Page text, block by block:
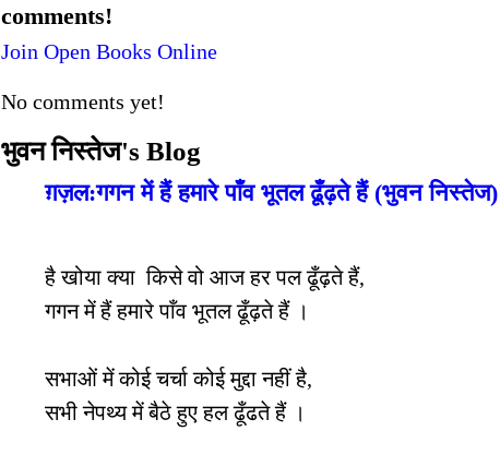
comments!
Join Open Books Online
No comments yet!
भुवन निस्तेज's Blog
ग़ज़ल:गगन में हैं हमारे पाँव भूतल ढूँढ़ते हैं (भुवन निस्तेज)
है खोया क्या किसे वो आज हर पल ढूँढ़ते हैं,
गगन में हैं हमारे पाँव भूतल ढूँढ़ते हैं ।
सभाओं में कोई चर्चा कोई मुद्दा नहीं है,
सभी नेपथ्य में बैठे हुए हल ढूँढते हैं ।